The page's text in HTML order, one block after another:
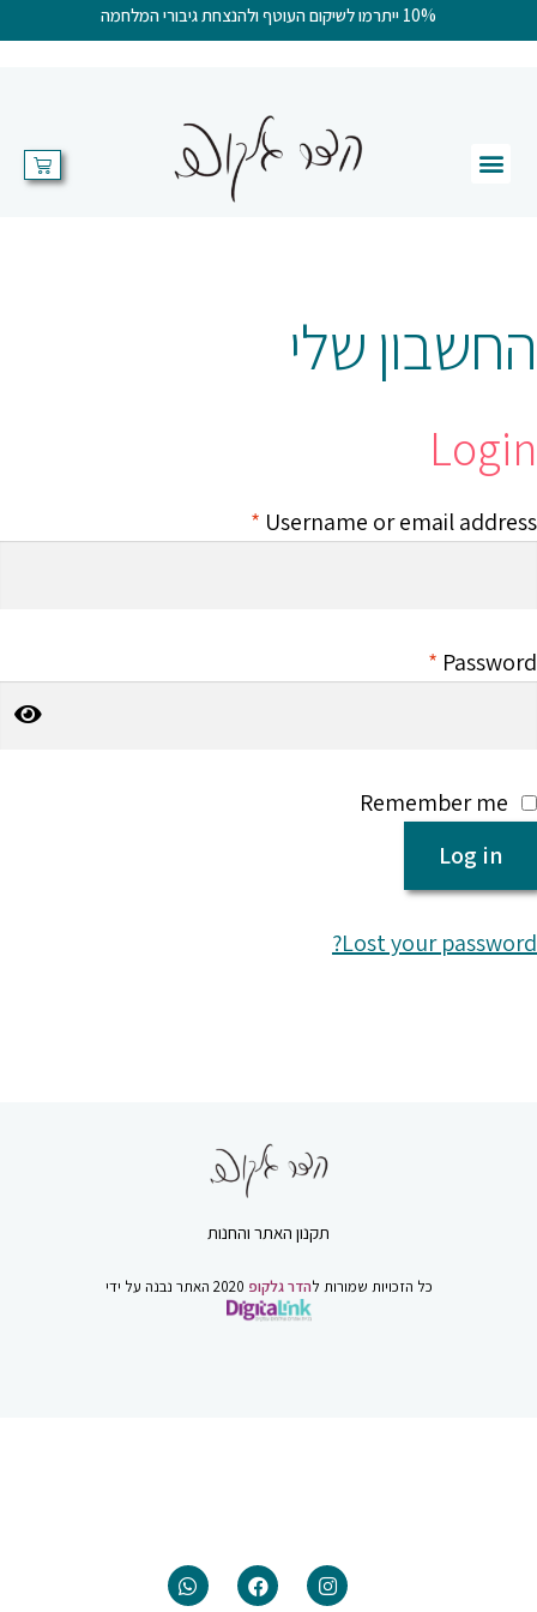
10% ייתרמו לשיקום העוטף ולהנצחת גיבורי המלחמה
החשבון שלי
Login
Username or email address
*
Password
*
Remember me
Log in
Lost your password?
תקנון האתר והחנות
כל הזכויות שמורות להדר גלקופ